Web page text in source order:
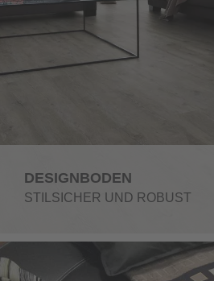
DESIGNBODEN
STILSICHER UND ROBUST